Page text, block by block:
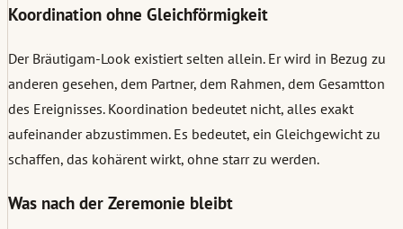
Koordination ohne Gleichförmigkeit
Der Bräutigam-Look existiert selten allein. Er wird in Bezug zu
anderen gesehen, dem Partner, dem Rahmen, dem Gesamtton
des Ereignisses. Koordination bedeutet nicht, alles exakt
aufeinander abzustimmen. Es bedeutet, ein Gleichgewicht zu
schaffen, das kohärent wirkt, ohne starr zu werden.
Was nach der Zeremonie bleibt